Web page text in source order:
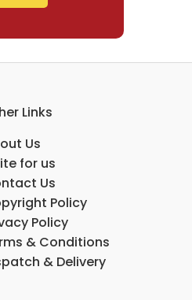
Links
Us
for us
Us
Policy
Policy
& Conditions
& Delivery